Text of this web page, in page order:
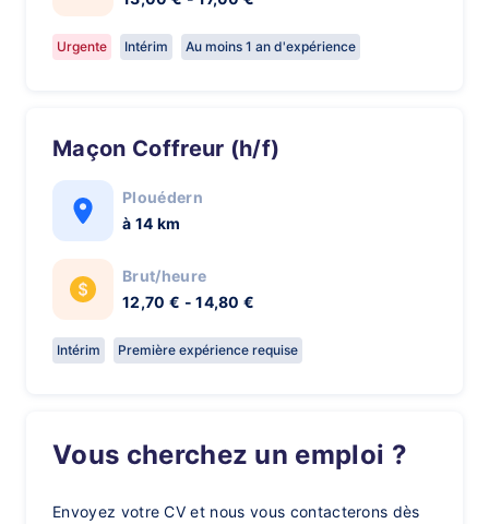
Urgente Intérim Au moins 1 an d'expérience
Maçon Coffreur (h/f)
Plouédern
à 14 km
Brut/heure
12,70 € - 14,80 €
Intérim Première expérience requise
Vous cherchez un emploi ?
Envoyez votre CV et nous vous contacterons dès